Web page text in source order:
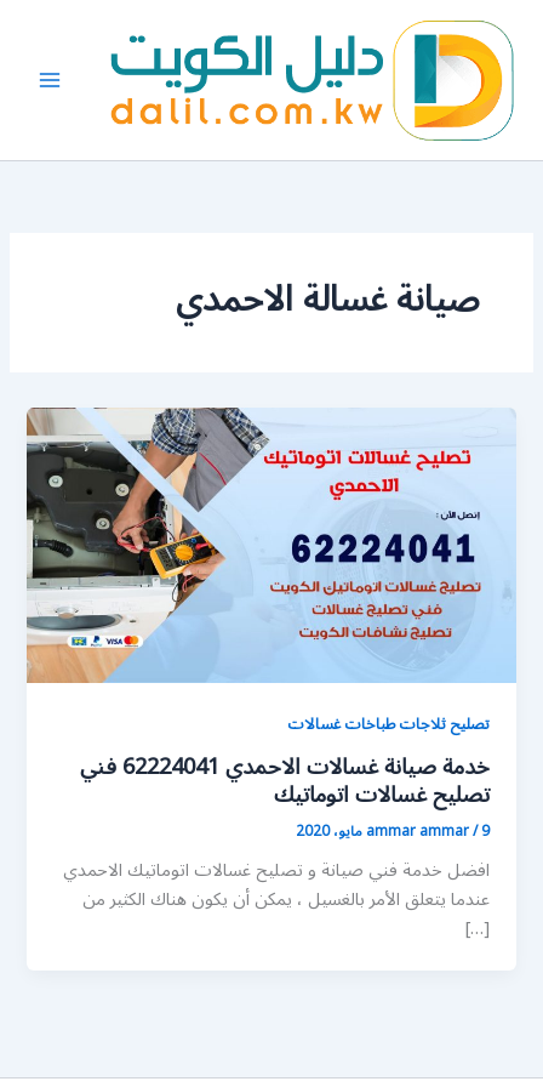
المحتوى
صيانة غسالة الاحمدي
تصليح ثلاجات طباخات غسالات
خدمة صيانة غسالات الاحمدي 62224041 فني
تصليح غسالات اتوماتيك
ammar ammar/9 مايو، 2020
افضل خدمة فني صيانة و تصليح غسالات اتوماتيك الاحمدي
عندما يتعلق الأمر بالغسيل ، يمكن أن يكون هناك الكثير من
[…]